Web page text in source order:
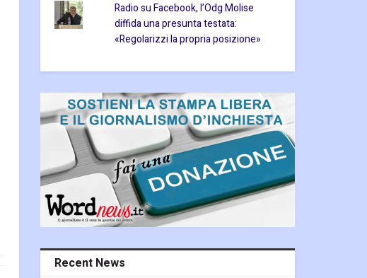
Radio su Facebook, l’Odg Molise
diffida una presunta testata:
«Regolarizzi la propria posizione»
Recent News